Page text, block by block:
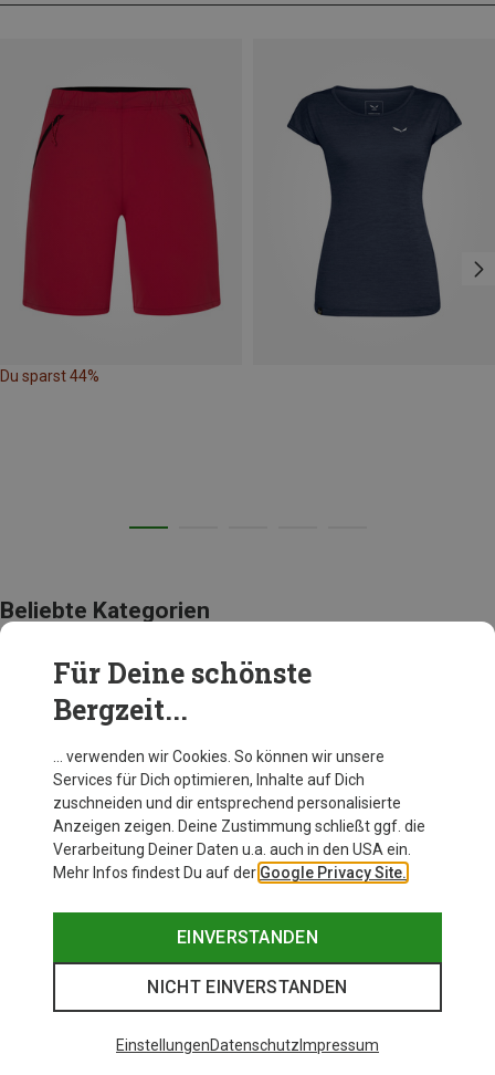
Du sparst 44%
Beliebte Kategorien
BEKLEIDUNG
Für Deine schönste
Bergzeit...
… verwenden wir Cookies. So können wir unsere
Services für Dich optimieren, Inhalte auf Dich
zuschneiden und dir entsprechend personalisierte
Anzeigen zeigen. Deine Zustimmung schließt ggf. die
Verarbeitung Deiner Daten u.a. auch in den USA ein.
Mehr Infos findest Du auf der Google Privacy Site.
EINVERSTANDEN
NICHT EINVERSTANDEN
EinstellungenDatenschutz Impressum